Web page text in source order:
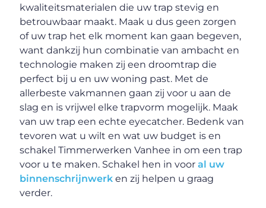
kwaliteitsmaterialen die uw trap stevig en
betrouwbaar maakt. Maak u dus geen zorgen
of uw trap het elk moment kan gaan begeven,
want dankzij hun combinatie van ambacht en
technologie maken zij een droomtrap die
perfect bij u en uw woning past. Met de
allerbeste vakmannen gaan zij voor u aan de
slag en is vrijwel elke trapvorm mogelijk. Maak
van uw trap een echte eyecatcher. Bedenk van
tevoren wat u wilt en wat uw budget is en
schakel Timmerwerken Vanhee in om een trap
voor u te maken. Schakel hen in vooral uw
binnenschrijnwerk en zij helpen u graag
verder.